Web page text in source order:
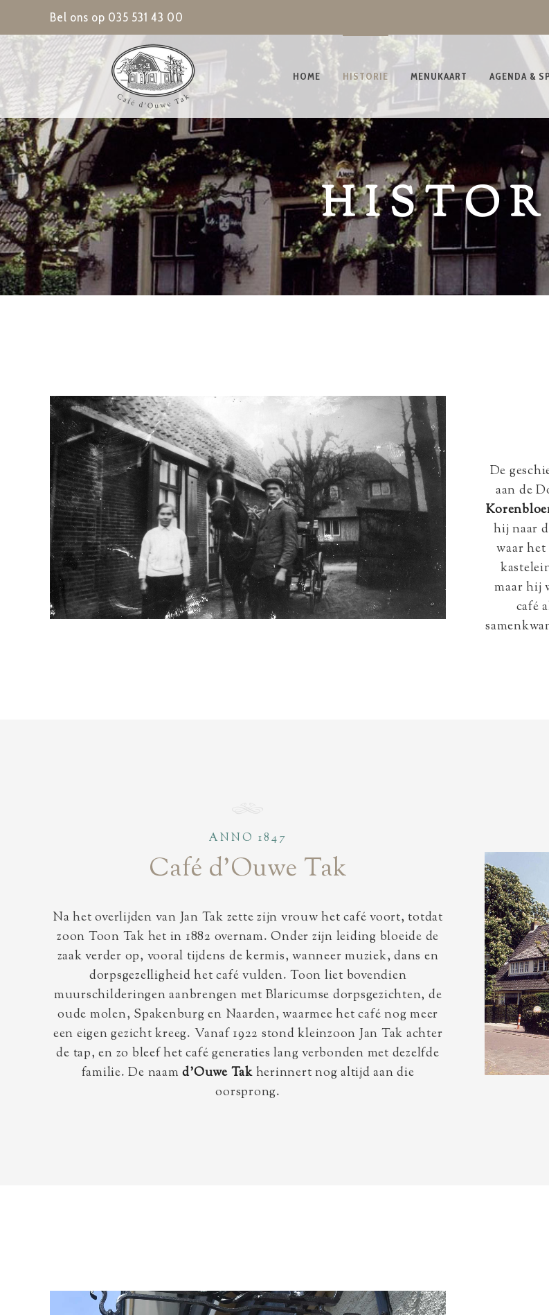
Bel ons op 035 531 43 00
HOME HISTORIE MENUKAART AGENDA &
De
aan de
hij naar
waar
maar hij
café
ANNO 1847
Café d’Ouwe Tak
Na het overlijden van Jan Tak zette zijn vrouw het café voort, totdat
zoon Toon Tak het in 1882 overnam. Onder zijn leiding bloeide de
zaak verder op, vooral tijdens de kermis, wanneer muziek, dans en
dorpsgezelligheid het café vulden. Toon liet bovendien
muurschilderingen aanbrengen met Blaricumse dorpsgezichten, de
oude molen, Spakenburg en Naarden, waarmee het café nog meer
een eigen gezicht kreeg. Vanaf 1922 stond kleinzoon Jan Tak achter
de tap, en zo bleef het café generaties lang verbonden met dezelfde
familie. De naamd’Ouwe Takherinnert nog altijd aan die
oorsprong.